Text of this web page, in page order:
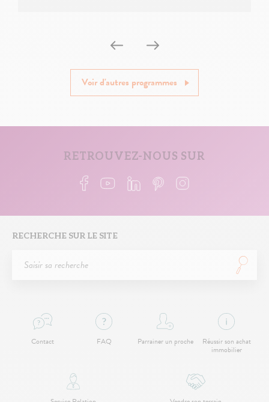
Voir d'autres programmes
RETROUVEZ-NOUS SUR
RECHERCHE SUR LE SITE
Contact FAQ Parrainer un proche Réussir son achat
immobilier